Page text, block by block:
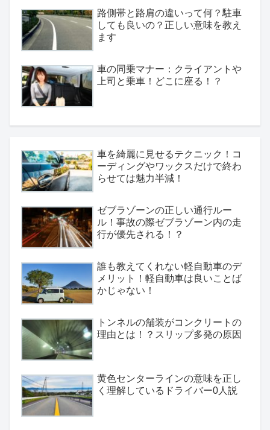
路側帯と路肩の違いって何？駐車
しても良いの？正しい意味を教え
ます
車の同乗マナー：クライアントや
上司と乗車！どこに座る！？
車を綺麗に見せるテクニック！コ
ーディングやワックスだけで終わ
らせては魅力半減！
ゼブラゾーンの正しい通行ルー
ル！事故の際ゼブラゾーン内の走
行が優先される！？
誰も教えてくれない軽自動車のデ
メリット！軽自動車は良いことば
かじゃない！
トンネルの舗装がコンクリートの
理由とは！？スリップ多発の原因
黄色センターラインの意味を正し
く理解しているドライバー0人説